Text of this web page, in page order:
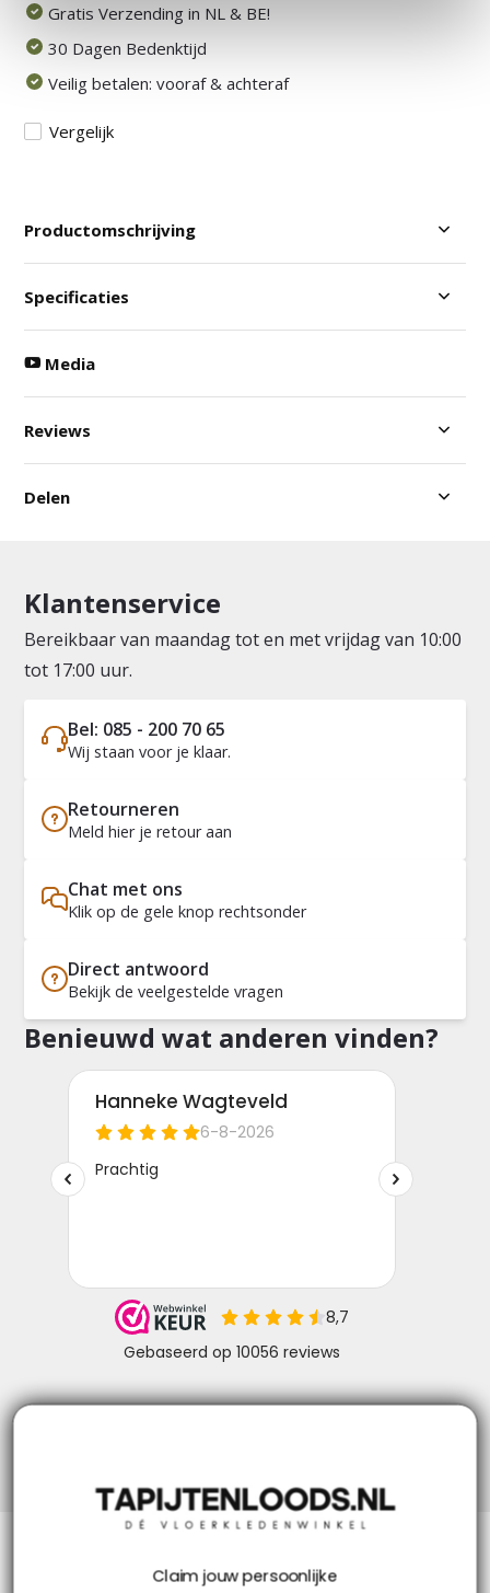
Gratis Verzending in NL & BE!
30 Dagen Bedenktijd
Veilig betalen: vooraf & achteraf
Vergelijk
Productomschrijving
Specificaties
Media
Reviews
Delen
Klantenservice
Bereikbaar van maandag tot en met vrijdag van 10:00
tot 17:00 uur.
Bel: 085 - 200 70 65
Wij staan voor je klaar.
Retourneren
Meld hier je retour aan
Chat met ons
Klik op de gele knop rechtsonder
Direct antwoord
Bekijk de veelgestelde vragen
Benieuwd wat anderen vinden?
Claim jouw persoonlijke